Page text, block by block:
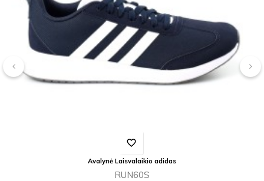
favorite_border
Avalynė Laisvalaikio adidas
RUN60S